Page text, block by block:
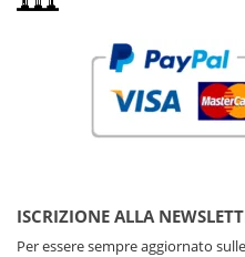
ISCRIZIONE ALLA
Per essere sempre aggiornato